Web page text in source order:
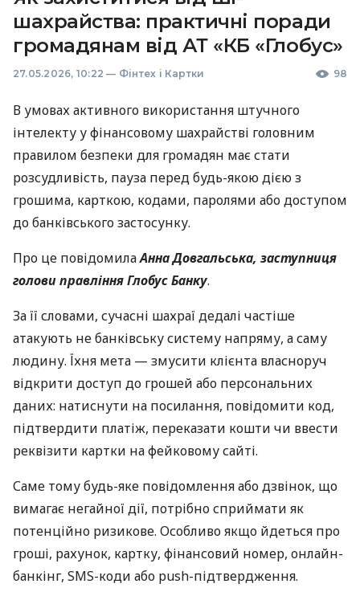
шахрайства: практичні поради
громадянам від АТ «КБ «Глобус»
27.05.2026, 10:22 — Фінтех і Картки 98
В умовах активного використання штучного
інтелекту у фінансовому шахрайстві головним
правилом безпеки для громадян має стати
розсудливість, пауза перед будь-якою дією з
грошима, карткою, кодами, паролями або доступом
до банківського застосунку.
Про це повідомилаАнна Довгальська, заступниця
голови правління Глобус Банку.
За її словами, сучасні шахраї дедалі частіше
атакують не банківську систему напряму, а саму
людину. Їхня мета — змусити клієнта власноруч
відкрити доступ до грошей або персональних
даних: натиснути на посилання, повідомити код,
підтвердити платіж, переказати кошти чи ввести
реквізити картки на фейковому сайті.
Саме тому будь-яке повідомлення або дзвінок, що
вимагає негайної дії, потрібно сприймати як
потенційно ризикове. Особливо якщо йдеться про
гроші, рахунок, картку, фінансовий номер, онлайн-
банкінг, SMS-коди або push-підтвердження.